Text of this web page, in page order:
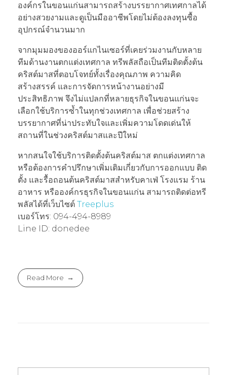
องค์กรในขอนแก่นสามารถสร้างบรรยากาศเทศกาลได้
อย่างสวยงามและดูเป็นมืออาชีพโดยไม่ต้องลงทุนซื้อ
อุปกรณ์จำนวนมาก
จากมุมมองของออร์แกไนเซอร์ที่เคยร่วมงานกับหลาย
ทีมด้านงานตกแต่งเทศกาล ทรีพลัสถือเป็นทีมติดตั้งต้น
คริสต์มาสที่ตอบโจทย์ทั้งเรื่องคุณภาพ ความคิด
สร้างสรรค์ และการจัดการหน้างานอย่างมี
ประสิทธิภาพ จึงไม่แปลกที่หลายธุรกิจในขอนแก่นจะ
เลือกใช้บริการซ้ำในทุกช่วงเทศกาล เพื่อช่วยสร้าง
บรรยากาศที่น่าประทับใจและเพิ่มความโดดเด่นให้
สถานที่ในช่วงคริสต์มาสและปีใหม่
หากสนใจใช้บริการติดตั้งต้นคริสต์มาส ตกแต่งเทศกาล
หรือต้องการคำปรึกษาเพิ่มเติมเกี่ยวกับการออกแบบ ติด
ตั้ง และรื้อถอนต้นคริสต์มาสสำหรับคาเฟ่ โรงแรม ร้าน
อาหาร หรือองค์กรธุรกิจในขอนแก่น สามารถติดต่อทรี
พลัสได้ที่เว็บไซต์ Treeplus
เบอร์โทร: 094-494-8989
Line ID: donedee
Read More